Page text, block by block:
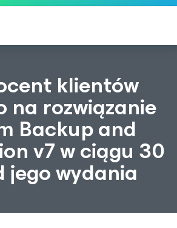
Veeam dla klientów, których
treści CrowdStrike
klientów
na rozwiązanie
Backup and
v7 w ciągu 30
jego wydania